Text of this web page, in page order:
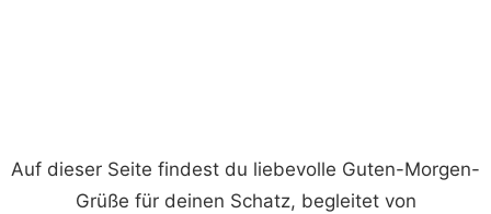
Auf dieser Seite findest du liebevolle Guten-Morgen-
Grüße für deinen Schatz, begleitet von